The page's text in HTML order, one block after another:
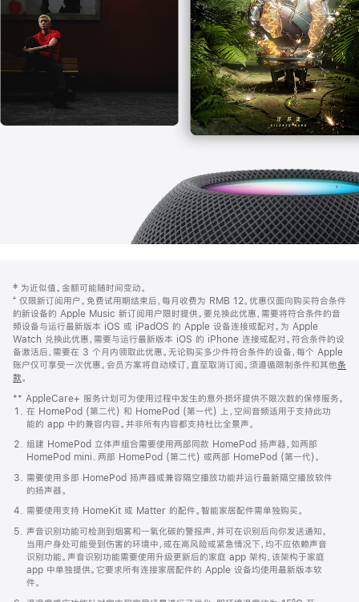
开)
页
页
脚
注
‡ 为近似值。金额可能随时间变动。
⁺ 仅限新订阅用户。免费试用期结束后，每月收费为 RMB 12。优惠仅面向购买符合条件
的新设备的 Apple Music 新订阅用户限时提供。要兑换此优惠，需要将符合条件的音
频设备与运行最新版本 iOS 或 iPadOS 的 Apple 设备连接或配对。为 Apple
Watch 兑换此优惠，需要与运行最新版本 iOS 的 iPhone 连接或配对。符合条件的设
备激活后，需要在 3 个月内领取此优惠。无论购买多少件符合条件的设备，每个 Apple
账户仅可享受一次优惠。会员方案将自动续订，直至取消订阅。须遵循限制条件和其他条
款。
窗
口
中
打
开)
** AppleCare+ 服务计划可为使用过程中发生的意外损坏提供不限次数的保修服务。
在 HomePod (第二代) 和 HomePod (第一代) 上，空间音频适用于支持此功
能的 app 中的兼容内容。并非所有内容都支持杜比全景声。
组建 HomePod 立体声组合需要使用两部同款 HomePod 扬声器，如两部
HomePod mini、两部 HomePod (第二代) 或两部 HomePod (第一代)。
需要使用多部 HomePod 扬声器或兼容隔空播放功能并运行最新隔空播放软件
的扬声器。
需要使用支持 HomeKit 或 Matter 的配件。智能家居配件需单独购买。
声音识别功能可检测到烟雾和一氧化碳的警报声，并可在识别后向你发送通知。
当用户身处可能受到伤害的环境中，或在高风险或紧急情况下，均不应依赖声音
识别功能。声音识别功能需要使用升级更新后的家庭 app 架构，该架构于家庭
app 中单独提供。它要求所有连接家居配件的 Apple 设备均使用最新版本软
件。